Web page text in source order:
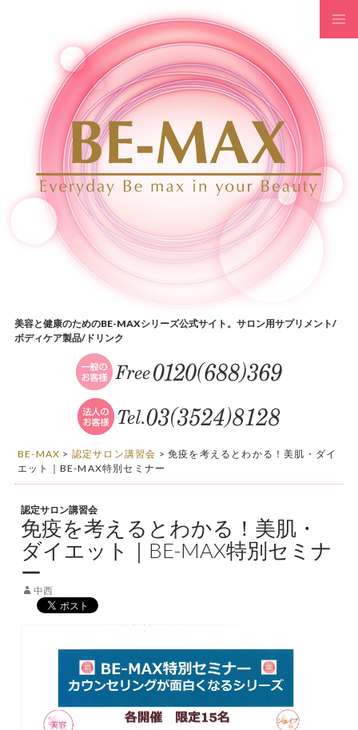
美容と健康のためのBE-MAXシリーズ公式サイト。サロン用サプリメント/
ボディケア製品/ドリンク
BE-MAX > 認定サロン講習会 >免疫を考えるとわかる！美肌・ダイ
エット｜BE-MAX特別セミナー
認定サロン講習会
免疫を考えるとわかる！美肌・
ダイエット｜BE-MAX特別セミナ
ー
中西